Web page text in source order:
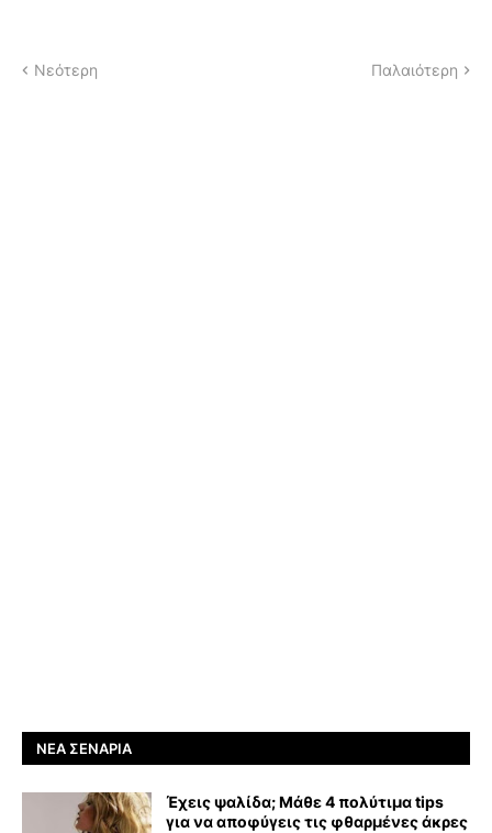
Νεότερη Παλαιότερη
ΝΈΑ ΣΕΝΆΡΙΑ
Έχεις ψαλίδα; Μάθε 4 πολύτιμα tips
για να αποφύγεις τις φθαρμένες άκρες